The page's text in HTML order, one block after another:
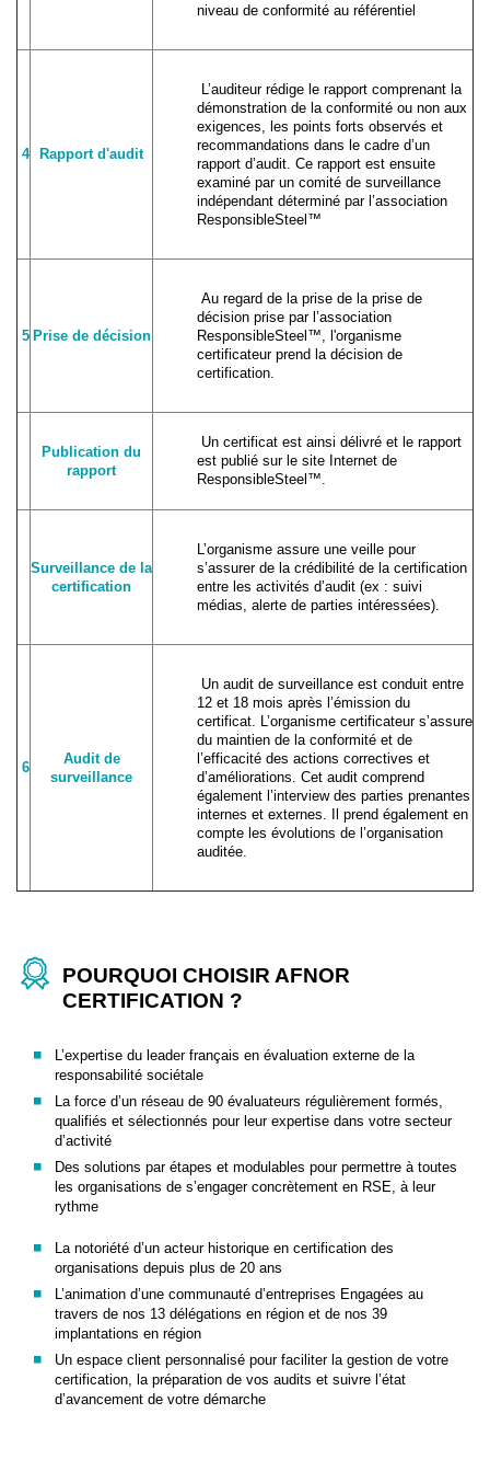
niveau de conformité au référentiel
4 Rapport d'audit
L’auditeur rédige le rapport comprenant la
démonstration de la conformité ou non aux
exigences, les points forts observés et
recommandations dans le cadre d’un
rapport d’audit. Ce rapport est ensuite
examiné par un comité de surveillance
indépendant déterminé par l’association
ResponsibleSteel™
5 Prise de décision
Au regard de la prise de la prise de
décision prise par l’association
ResponsibleSteel™, l'organisme
certificateur prend la décision de
certification.
Publication du
rapport
Un certificat est ainsi délivré et le rapport
est publié sur le site Internet de
ResponsibleSteel™.
Surveillance de la
certification
L’organisme assure une veille pour
s’assurer de la crédibilité de la certification
entre les activités d’audit (ex : suivi
médias, alerte de parties intéressées).
6
Audit de
surveillance
Un audit de surveillance est conduit entre
12 et 18 mois après l’émission du
certificat. L’organisme certificateur s’assure
du maintien de la conformité et de
l’efficacité des actions correctives et
d’améliorations. Cet audit comprend
également l’interview des parties prenantes
internes et externes. Il prend également en
compte les évolutions de l’organisation
auditée.
POURQUOI CHOISIR AFNOR
CERTIFICATION ?
L’expertise du leader français en évaluation externe de la
responsabilité sociétale
La force d’un réseau de 90 évaluateurs régulièrement formés,
qualifiés et sélectionnés pour leur expertise dans votre secteur
d’activité
Des solutions par étapes et modulables pour permettre à toutes
les organisations de s’engager concrètement en RSE, à leur
rythme
La notoriété d’un acteur historique en certification des
organisations depuis plus de 20 ans
L’animation d’une communauté d’entreprises Engagées au
travers de nos 13 délégations en région et de nos 39
implantations en région
Un espace client personnalisé pour faciliter la gestion de votre
certification, la préparation de vos audits et suivre l’état
d’avancement de votre démarche